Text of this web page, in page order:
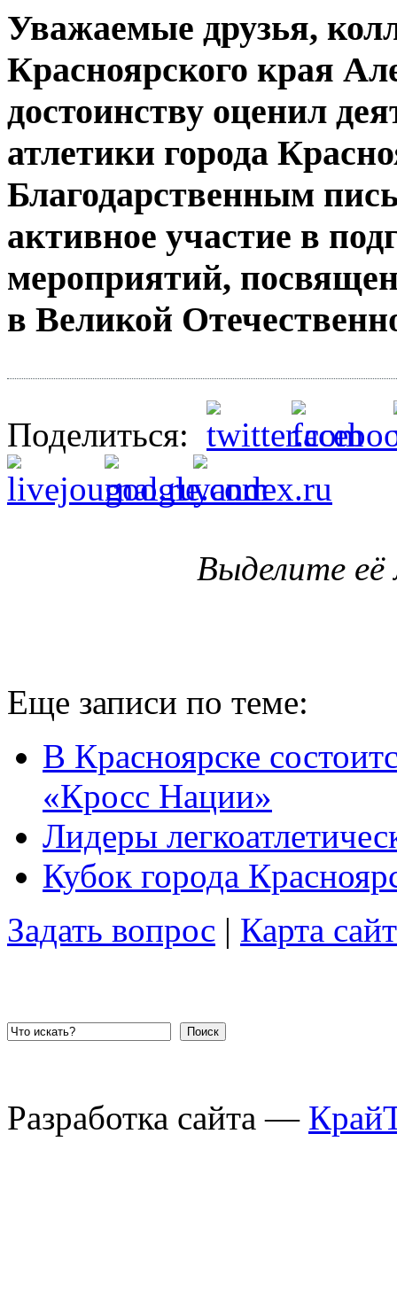
Уважаемые друзья,
Красноярского края
достоинству оценил
атлетики города
Благодарственным
активное участие в
мероприятий,
в Великой
Поделиться:
Выделите
Еще записи по теме:
В Красноярске
«Кросс Нации»
Лидеры
Кубок города
Задать вопрос | Карта
Поиск
Разработка сайта —